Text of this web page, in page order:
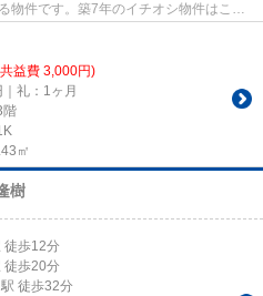
物件です。築7年のイチオシ物件はこち
益費 3,000円)
礼：1ヶ月
階
㎡
樹
徒歩12分
徒歩20分
駅 徒歩32分